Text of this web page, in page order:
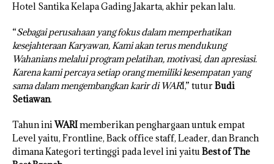
Hotel Santika Kelapa Gading Jakarta, akhir pekan lalu.
“Sebagai perusahaan yang fokus dalam memperhatikan
kesejahteraan Karyawan, Kami akan terus mendukung
Wahanians melalui program pelatihan, motivasi, dan apresiasi.
Karena kami percaya setiap orang memiliki kesempatan yang
sama dalam mengembangkan karir di WARI,” tuturBudi
Setiawan.
Tahun iniWARImemberikan penghargaan untuk empat
Level yaitu, Frontline, Back office staff, Leader, dan Branch
dimana Kategori tertinggi pada level ini yaituBest of The